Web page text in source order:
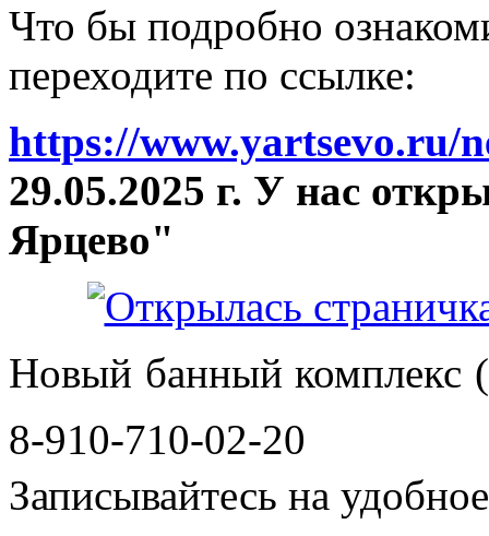
Что бы подробно
переходите по ссылке:
https://www.yartsevo.ru/
29.05.2025 г. У нас
Ярцево"
Новый банный комплекс
8-910-710-02-20
Записывайтесь на